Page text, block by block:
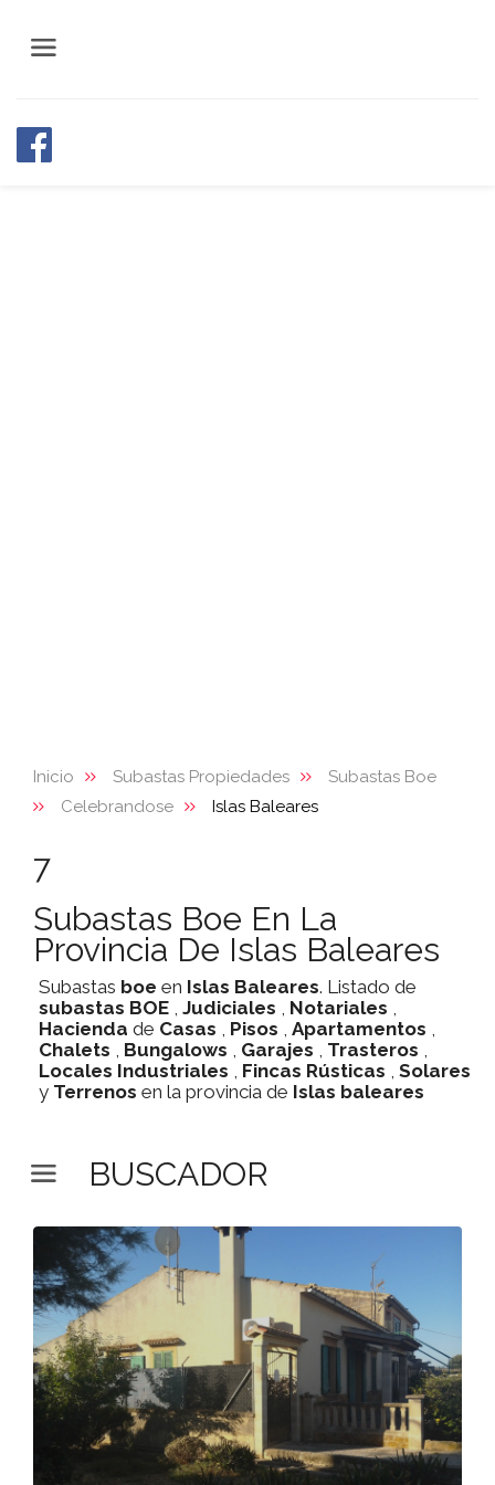
Inicio Subastas Propiedades
Subastas Boe
Celebrandose
Islas Baleares
7
Subastas Boe En La
Provincia De Islas Baleares
Subastas boe en Islas Baleares. Listado de
subastas BOE , Judiciales , Notariales ,
Hacienda de Casas , Pisos , Apartamentos ,
Chalets , Bungalows , Garajes , Trasteros ,
Locales Industriales , Fincas Rústicas , Solares
y Terrenos en la provincia de Islas baleares
BUSCADOR